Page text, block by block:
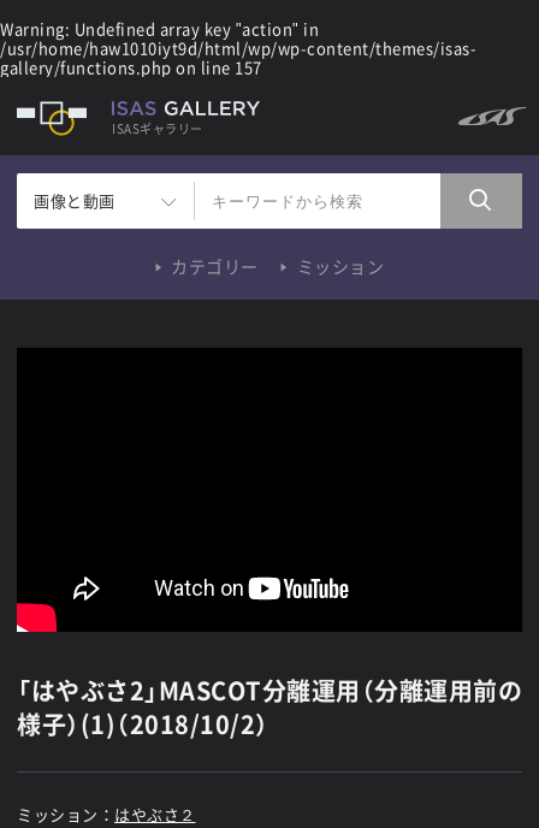
Warning: Undefined array key "action" in
/usr/home/haw1010iyt9d/html/wp/wp-content/themes/isas-
gallery/functions.php on line 157
ISASギャラリー
画像と動画
カテゴリー ミッション
「はやぶさ2」MASCOT分離運用（分離運用前の
様子）(1)（2018/10/2）
ミッション： はやぶさ２